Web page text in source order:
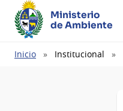
Ministerio
de Ambiente
Ruta
Inicio Institucional